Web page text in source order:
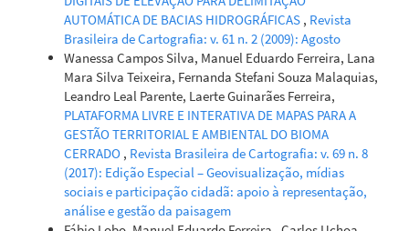
AUTOMÁTICA DE BACIAS HIDROGRÁFICAS , Revista
Brasileira de Cartografia: v. 61 n. 2 (2009): Agosto
Wanessa Campos Silva, Manuel Eduardo Ferreira, Lana
Mara Silva Teixeira, Fernanda Stefani Souza Malaquias,
Leandro Leal Parente, Laerte Guinarães Ferreira,
PLATAFORMA LIVRE E INTERATIVA DE MAPAS PARA A
GESTÃO TERRITORIAL E AMBIENTAL DO BIOMA
CERRADO , Revista Brasileira de Cartografia: v. 69 n. 8
(2017): Edição Especial – Geovisualização, mídias
sociais e participação cidadã: apoio à representação,
análise e gestão da paisagem